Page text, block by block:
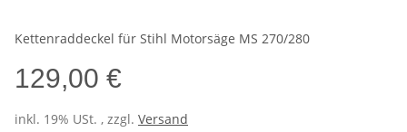
Kettenraddeckel für Stihl Motorsäge MS 270/280
129,00 €
inkl. 19% USt. , zzgl. Versand